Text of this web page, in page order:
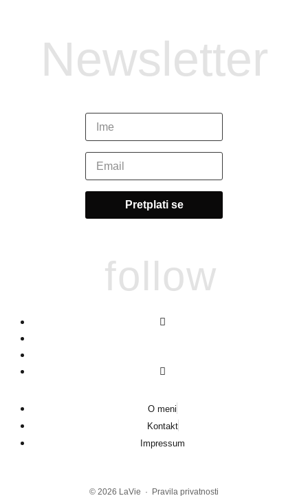
Newsletter
follow
O meni
Kontakt
Impressum
© 2026 LaVie · Pravila privatnosti